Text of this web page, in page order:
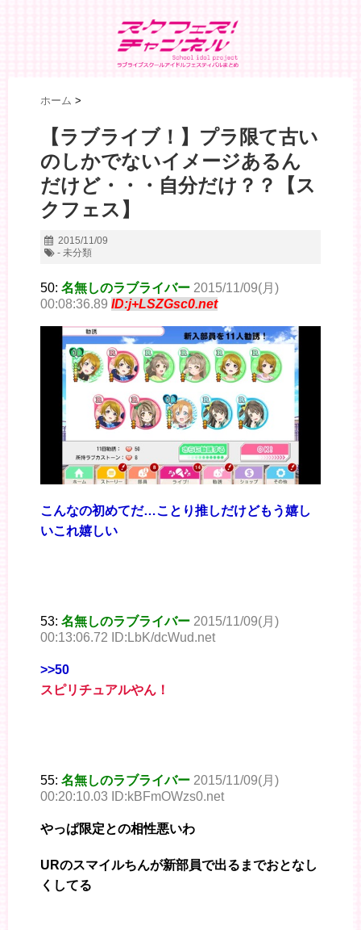
ホーム >
【ラブライブ！】プラ限て古い
のしかでないイメージあるん
だけど・・・自分だけ？？【ス
クフェス】
2015/11/09
- 未分類
50: 名無しのラブライバー 2015/11/09(月)
00:08:36.89 ID:j+LSZGsc0.net
こんなの初めてだ…ことり推しだけどもう嬉し
いこれ嬉しい
53: 名無しのラブライバー 2015/11/09(月)
00:13:06.72 ID:LbK/dcWud.net
>>50
スピリチュアルやん！
55: 名無しのラブライバー 2015/11/09(月)
00:20:10.03 ID:kBFmOWzs0.net
やっぱ限定との相性悪いわ
URのスマイルちんが新部員で出るまでおとなし
くしてる